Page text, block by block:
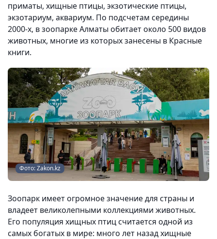
приматы, хищные птицы, экзотические птицы,
экзотариум, аквариум. По подсчетам середины
2000-х, в зоопарке Алматы обитает около 500 видов
животных, многие из которых занесены в Красные
книги.
Фото: Zakon.kz
Зоопарк имеет огромное значение для страны и
владеет великолепными коллекциями животных.
Его популяция хищных птиц считается одной из
самых богатых в мире: много лет назад хищные